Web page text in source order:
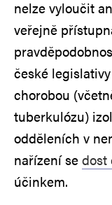
nelze vyloučit
veřejně
české
chorobou
tuberkulózu)
odděleních v
nařízení sedost
účinkem.